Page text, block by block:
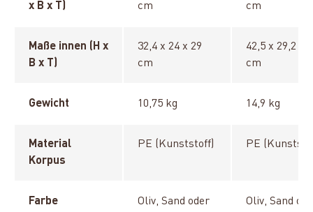
x B x T)
cm
cm
Maße innen (H x
B x T)
32,4 x 24 x 29
cm
42,5 x 29,2 x
cm
Gewicht 10,75 kg 14,9 kg
Material
Korpus
PE (Kunststoff) PE
Farbe
Oliv, Sand oder
Oliv, Sand